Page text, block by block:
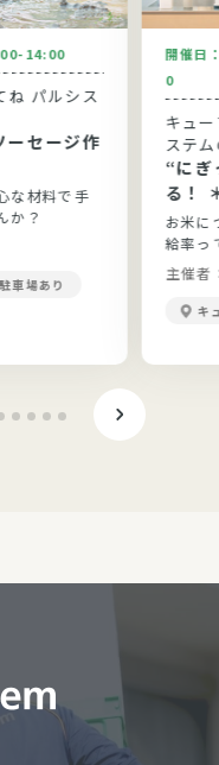
14:00
ス
ーセージ作
な材料で手
か？
車場あり
開催日
0
キュ
ステ
“にぎ
る！
お米に
給率っ
当？
きます
主催者
キ